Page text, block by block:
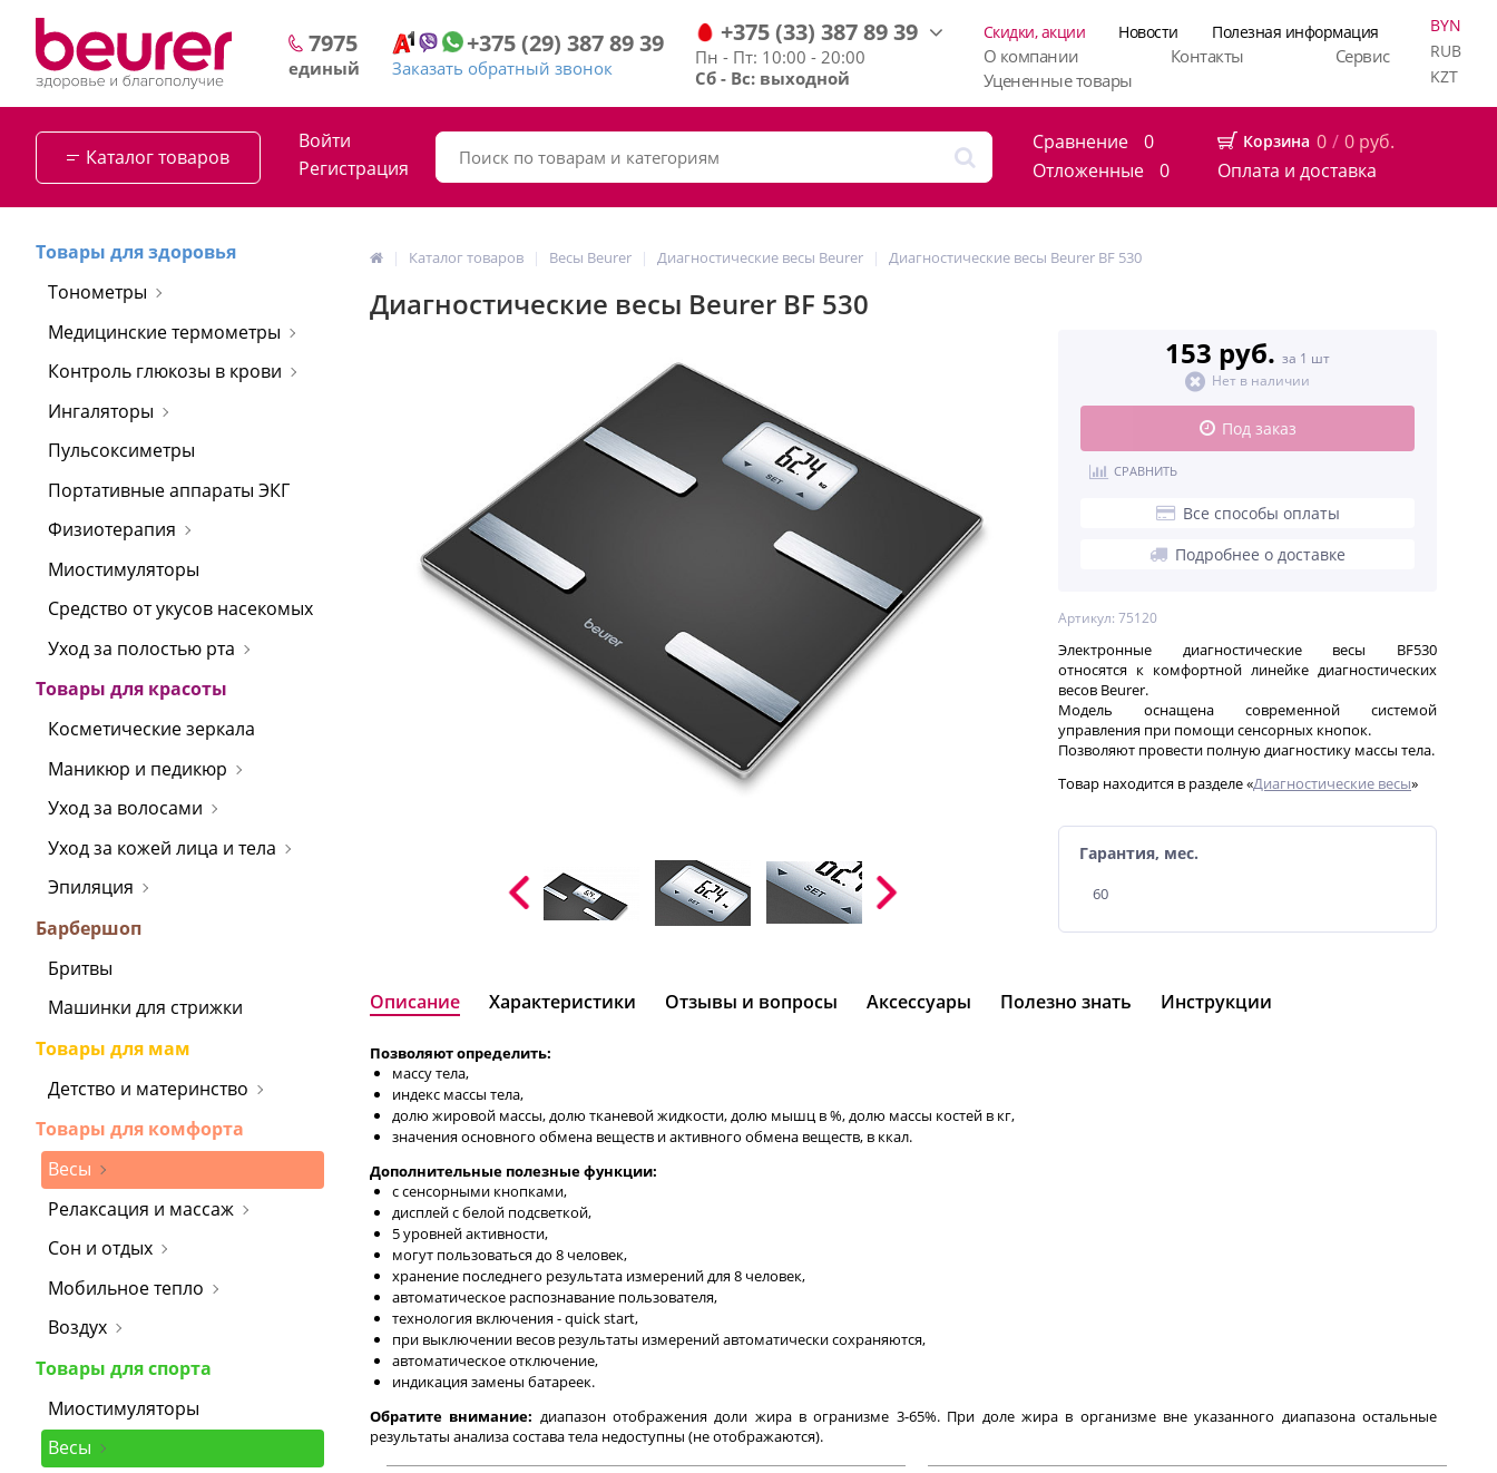
7975
единый
+375(29) 3878939
Заказать обратный звонок
+375(33) 3878939
Пн - Пт: 10:00 - 20:00
Сб - Вс: выходной
Скидки, акции Новости Полезная информация
О компании Контакты
Сервис
Уцененные товары
BYN
RUB
KZT
Каталог товаров
Войти
Регистрация
Сравнение
0
Отложенные
0
Корзина 0 / 0 руб.
Оплата и доставка
Товары для здоровья
Тонометры
Медицинские термометры
Контроль глюкозы в крови
Ингаляторы
Пульсоксиметры
Портативные аппараты ЭКГ
Физиотерапия
Миостимуляторы
Средство от укусов насекомых
Уход за полостью рта
Товары для красоты
Косметические зеркала
Маникюр и педикюр
Уход за волосами
Уход за кожей лица и тела
Эпиляция
Барбершоп
Бритвы
Машинки для стрижки
Товары для мам
Детство и материнство
Товары для комфорта
Весы
Релаксация и массаж
Сон и отдых
Мобильное тепло
Воздух
Товары для спорта
Миостимуляторы
Весы
Каталог товаров Весы Beurer Диагностические весы Beurer Диагностические весы Beurer BF 530
Диагностические весы Beurer BF 530
Артикул: 75120
Электронные диагностические весы BF530
относятся к комфортной линейке диагностических
весов Beurer.
Модель оснащена современной системой
управления при помощи сенсорных кнопок.
Позволяют провести полную диагностику массы тела.
Товар находится в разделе «Диагностические весы»
Гарантия, мес.
60
153 руб. за 1 шт
Нет в наличии
Под заказ
СРАВНИТЬ
Все способы оплаты
Подробнее о доставке
Описание Характеристики Отзывы и вопросы Аксессуары Полезно знать Инструкции
Позволяют определить:
массу тела,
индекс массы тела,
долю жировой массы, долю тканевой жидкости, долю мышц в %, долю массы костей в кг,
значения основного обмена веществ и активного обмена веществ, в ккал.
Дополнительные полезные функции:
с сенсорными кнопками,
дисплей с белой подсветкой,
5 уровней активности,
могут пользоваться до 8 человек,
хранение последнего результата измерений для 8 человек,
автоматическое распознавание пользователя,
технология включения - quick start,
при выключении весов результаты измерений автоматически сохраняются,
автоматическое отключение,
индикация замены батареек.
Обратите внимание: диапазон отображения доли жира в огранизме 3-65%. При доле жира в организме вне указанного диапазона остальные
результаты анализа состава тела недоступны (не отображаются).